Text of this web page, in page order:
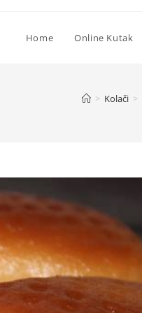
Home Online Kutak
> Kolači >